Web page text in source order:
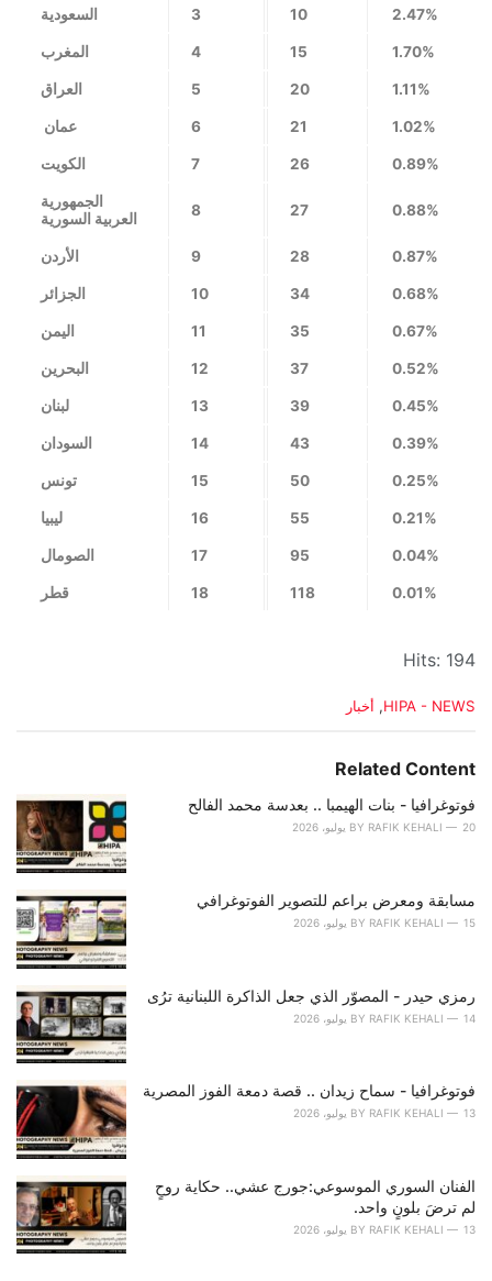
2.47%
10
3 السعودية
1.70%
15
4 المغرب
1.11%
20
5 العراق
1.02%
21
6 عمان
0.89%
26
7 الكويت
0.88%
27
8
الجمهورية
العربية السورية
0.87%
28
9 الأردن
0.68%
34
10 الجزائر
0.67%
35
11 اليمن
0.52%
37
12 البحرين
0.45%
39
13 لبنان
0.39%
43
14 السودان
0.25%
50
15 تونس
0.21%
55
16 ليبيا
0.04%
95
17 الصومال
0.01%
118
18 قطر
Hits: 194
C
e
o
r
:
HIPA - NEWS
, أخبار
Related Content
فوتوغرافيا - بنات الهيمبا .. بعدسة محمد الفالح
BY RAFIK KEHALI 20 يوليو، 2026
مسابقة ومعرض براعم للتصوير الفوتوغرافي
BY RAFIK KEHALI 15 يوليو، 2026
رمزي حيدر - المصوّر الذي جعل الذاكرة اللبنانية ترُى
BY RAFIK KEHALI 14 يوليو، 2026
فوتوغرافيا - سماح زيدان .. قصة دمعة الفوز المصرية
BY RAFIK KEHALI 13 يوليو، 2026
الفنان السوري الموسوعي:جورج عشي.. حكاية روحٍ
لم ترضَ بلونٍ واحد.
BY RAFIK KEHALI 13 يوليو، 2026